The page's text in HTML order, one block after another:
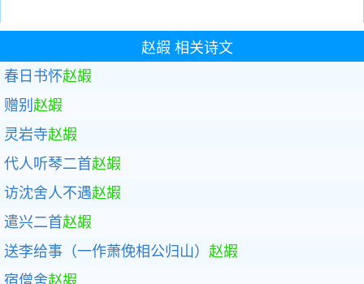
赵嘏 相关诗文
春日书怀赵嘏
赠别 赵嘏
灵岩寺赵嘏
代人听琴二首赵嘏
访沈舍人不遇赵嘏
遣兴二首赵嘏
送李给事（一作萧俛相公归山） 赵嘏
宿僧舍赵嘏